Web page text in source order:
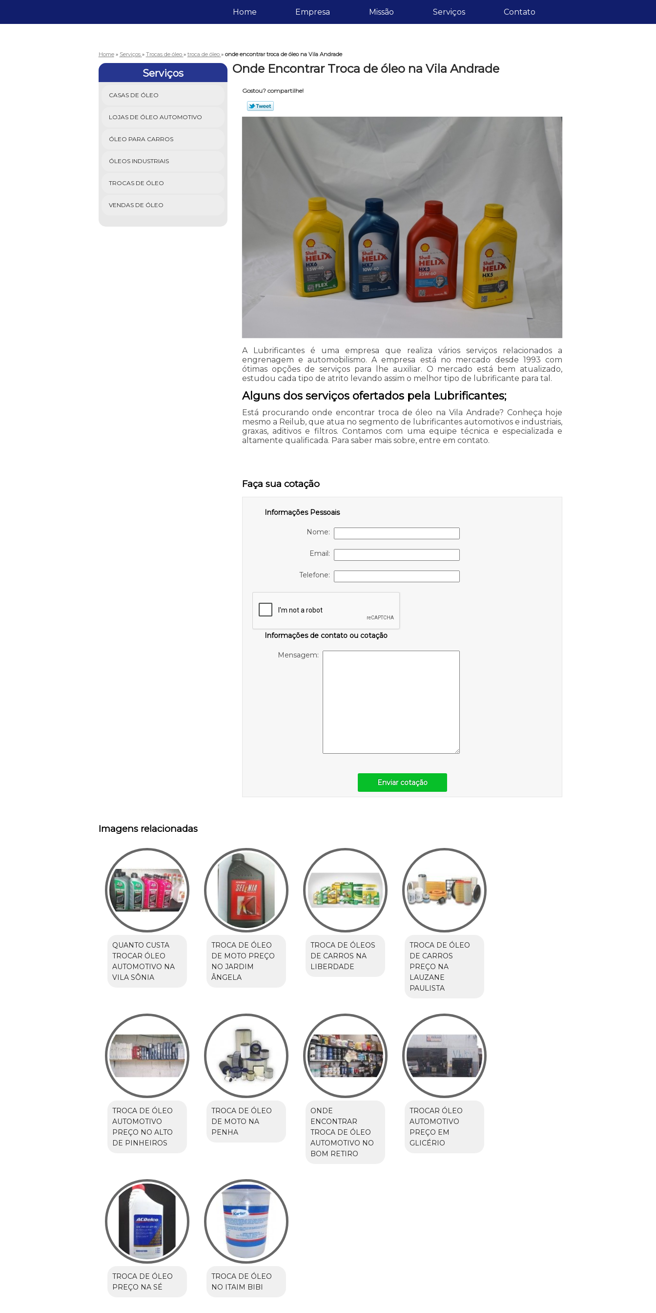
Home Empresa Missão Serviços Contato
Home » Serviços » Trocas de óleo » troca de óleo » onde encontrar troca de óleo na Vila Andrade
Serviços
CASAS DE ÓLEO
LOJAS DE ÓLEO AUTOMOTIVO
ÓLEO PARA CARROS
ÓLEOS INDUSTRIAIS
TROCAS DE ÓLEO
VENDAS DE ÓLEO
Onde Encontrar Troca de óleo na Vila Andrade
Gostou? compartilhe!
A Lubrificantes é uma empresa que realiza vários serviços relacionados a
engrenagem e automobilismo. A empresa está no mercado desde 1993 com
ótimas opções de serviços para lhe auxiliar. O mercado está bem atualizado,
estudou cada tipo de atrito levando assim o melhor tipo de lubrificante para tal.
Alguns dos serviços ofertados pela Lubrificantes;
Está procurando onde encontrar troca de óleo na Vila Andrade? Conheça hoje
mesmo a Reilub, que atua no segmento de lubrificantes automotivos e industriais,
graxas, aditivos e filtros. Contamos com uma equipe técnica e especializada e
altamente qualificada. Para saber mais sobre, entre em contato.
Faça sua cotação
Informações Pessoais
Nome:
Email:
Telefone:
Informações de contato ou cotação
Mensagem:
Enviar cotação
Imagens relacionadas
QUANTO CUSTA
TROCAR ÓLEO
AUTOMOTIVO NA
VILA SÔNIA
TROCA DE ÓLEO
DE MOTO PREÇO
NO JARDIM
ÂNGELA
TROCA DE ÓLEOS
DE CARROS NA
LIBERDADE
TROCA DE ÓLEO
DE CARROS
PREÇO NA
LAUZANE
PAULISTA
TROCA DE ÓLEO
AUTOMOTIVO
PREÇO NO ALTO
DE PINHEIROS
TROCA DE ÓLEO
DE MOTO NA
PENHA
ONDE
ENCONTRAR
TROCA DE ÓLEO
AUTOMOTIVO NO
BOM RETIRO
TROCAR ÓLEO
AUTOMOTIVO
PREÇO EM
GLICÉRIO
TROCA DE ÓLEO
PREÇO NA SÉ
TROCA DE ÓLEO
NO ITAIM BIBI